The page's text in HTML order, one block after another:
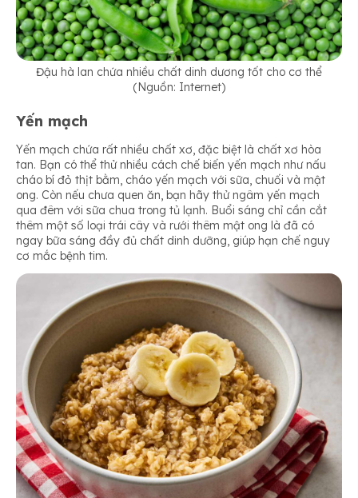
Đậu hà lan chứa nhiều chất dinh dương tốt cho cơ thể
(Nguồn: Internet)
Yến mạch
Yến mạch chứa rất nhiều chất xơ, đặc biệt là chất xơ hòa
tan. Bạn có thể thử nhiều cách chế biến yến mạch như nấu
cháo bí đỏ thịt bằm, cháo yến mạch với sữa, chuối và mật
ong. Còn nếu chưa quen ăn, bạn hãy thử ngâm yến mạch
qua đêm với sữa chua trong tủ lạnh. Buổi sáng chỉ cần cắt
thêm một số loại trái cây và rưới thêm mật ong là đã có
ngay bữa sáng đầy đủ chất dinh dưỡng, giúp hạn chế nguy
cơ mắc bệnh tim.